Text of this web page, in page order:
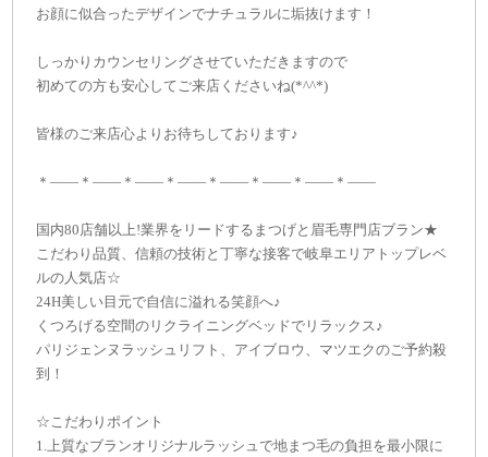
お顔に似合ったデザインでナチュラルに垢抜けます！
しっかりカウンセリングさせていただきますので
初めての方も安心してご来店くださいね(*^^*)
皆様のご来店心よりお待ちしております♪
＊——＊——＊——＊——＊——＊——＊——＊——
国内80店舗以上!業界をリードするまつげと眉毛専門店ブラン★
こだわり品質、信頼の技術と丁寧な接客で岐阜エリアトップレベ
ルの人気店☆
24H美しい目元で自信に溢れる笑顔へ♪
くつろげる空間のリクライニングベッドでリラックス♪
パリジェンヌラッシュリフト、アイブロウ、マツエクのご予約殺
到！
☆こだわりポイント
1.上質なブランオリジナルラッシュで地まつ毛の負担を最小限に